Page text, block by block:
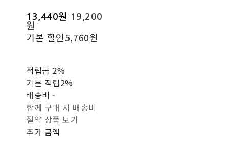
13,440원
19,200
원
기본 할인5,760원
적립금 2%
기본 적립2%
배송비-
함께 구매 시 배송비
절약 상품 보기
추가 금액